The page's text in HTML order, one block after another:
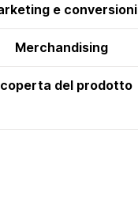
e conversioni
Merchandising
del prodotto